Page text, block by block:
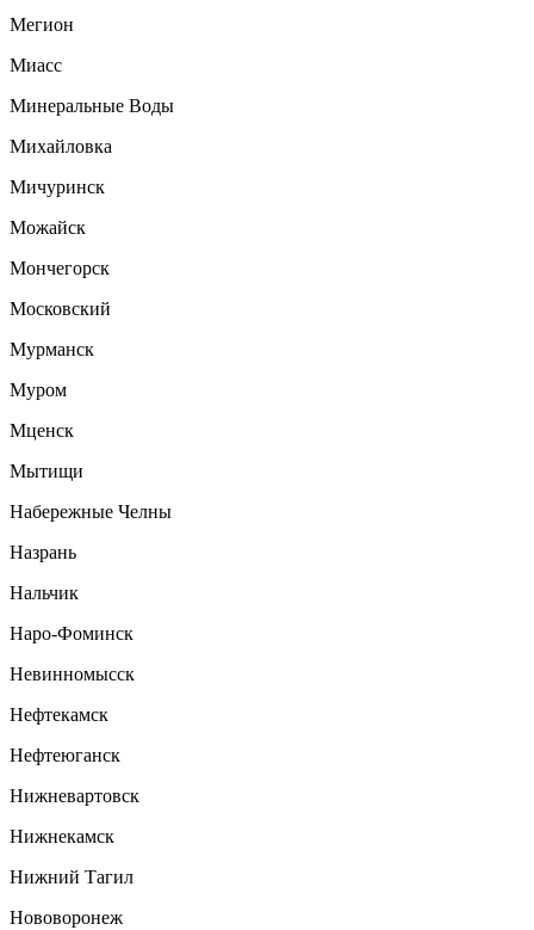
Мегион
Миасс
Минеральные Воды
Михайловка
Мичуринск
Можайск
Мончегорск
Московский
Мурманск
Муром
Мценск
Мытищи
Набережные Челны
Назрань
Нальчик
Наро-Фоминск
Невинномысск
Нефтекамск
Нефтеюганск
Нижневартовск
Нижнекамск
Нижний Тагил
Нововоронеж